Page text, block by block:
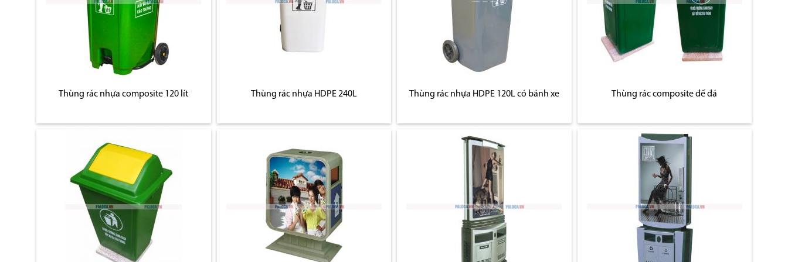
Thùng rác nhựa composite 120 lít Thùng rác nhựa HDPE 240L Thùng rác nhựa HDPE 120L có bánh xe Thùng rác composite đế đá